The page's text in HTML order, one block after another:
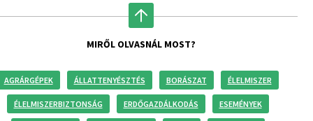
MIRŐL OLVASNÁL MOST?
AGRÁRGÉPEK ÁLLATTENYÉSZTÉS BORÁSZAT ÉLELMISZER
ÉLELMISZERBIZTONSÁG ERDŐGAZDÁLKODÁS ESEMÉNYEK